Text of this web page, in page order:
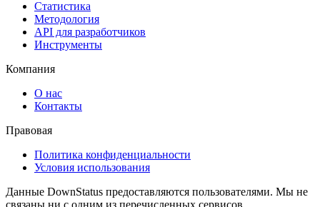
Статистика
Методология
API для разработчиков
Инструменты
Компания
О нас
Контакты
Правовая
Политика конфиденциальности
Условия использования
Данные DownStatus предоставляются пользователями. Мы не
связаны ни с одним из перечисленных сервисов.